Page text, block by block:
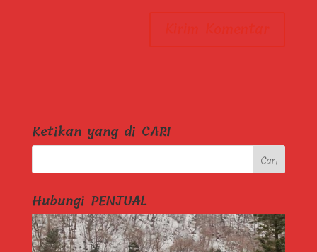
Ketikan yang di CARI
Hubungi PENJUAL